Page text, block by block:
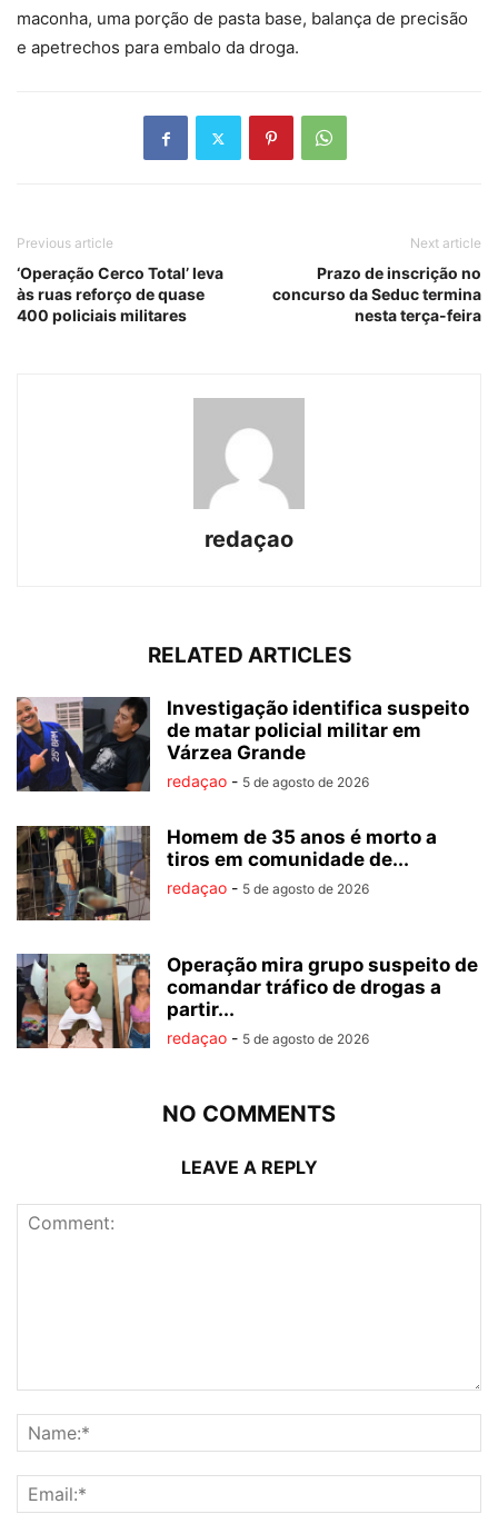
maconha, uma porção de pasta base, balança de precisão
e apetrechos para embalo da droga.
Previous article
‘Operação Cerco Total’ leva
às ruas reforço de quase
400 policiais militares
Next article
Prazo de inscrição no
concurso da Seduc termina
nesta terça-feira
redaçao
RELATED ARTICLES
Investigação identifica suspeito
de matar policial militar em
Várzea Grande
redaçao - 5 de agosto de 2026
Homem de 35 anos é morto a
tiros em comunidade de...
redaçao - 5 de agosto de 2026
Operação mira grupo suspeito de
comandar tráfico de drogas a
partir...
redaçao - 5 de agosto de 2026
NO COMMENTS
LEAVE A REPLY